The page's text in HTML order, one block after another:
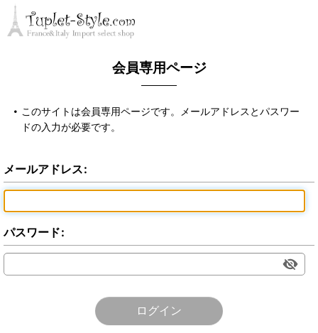
会員専用ページ
このサイトは会員専用ページです。メールアドレスとパスワー
ドの入力が必要です。
メールアドレス:
パスワード:
ログイン